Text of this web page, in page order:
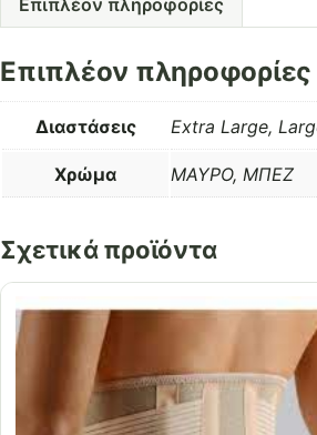
Επιπλέον πληροφορίες
Επιπλέον πληροφορίες
Διαστάσεις Extra Large,
Χρώμα ΜΑΥΡΟ, ΜΠΕΖ
Σχετικά προϊόντα